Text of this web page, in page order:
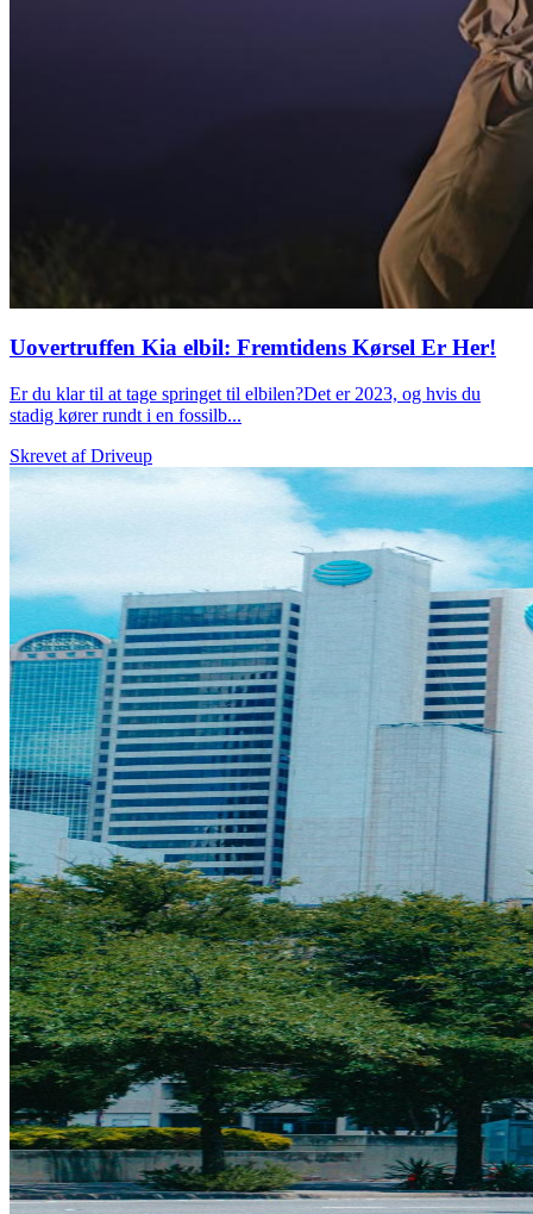
Uovertruffen Kia elbil: Fremtidens Kørsel Er Her!
Er du klar til at tage springet til elbilen?Det er 2023, og hvis du
stadig kører rundt i en fossilb...
Skrevet afDriveup